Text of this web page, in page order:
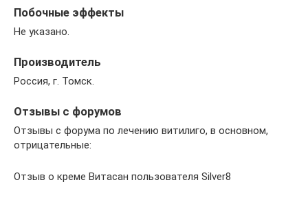
Побочные эффекты
Не указано.
Производитель
Россия, г. Томск.
Отзывы с форумов
Отзывы с форума по лечению витилиго, в основном,
отрицательные:
Отзыв о креме Витасан пользователя Silver8